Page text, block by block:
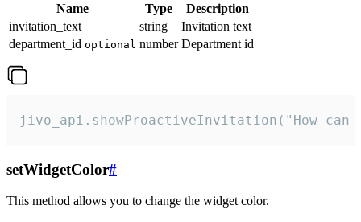
Name Type
Description
invitation_text
string
Invitation text
department_id optional number Department id
jivo_api.showProactiveInvitation("How
setWidgetColor#
This method allows you to change the widget color.